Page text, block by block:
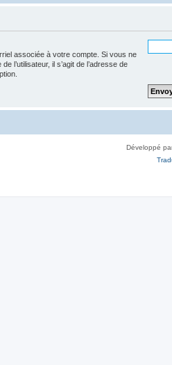
associée à votre compte. Si vous ne
l’utilisateur, il s’agit de l’adresse de
Développé